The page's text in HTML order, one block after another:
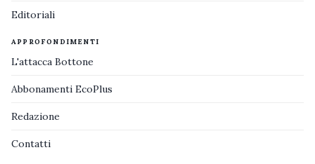
Editoriali
APPROFONDIMENTI
L'attacca Bottone
Abbonamenti EcoPlus
Redazione
Contatti